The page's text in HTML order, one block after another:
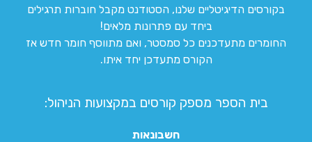
בקורסים הדיגיטליים שלנו, הסטודנט מקבל חוברות תרגילים
ביחד עם פתרונות מלאים!
החומרים מתעדכנים כל סמסטר, ואם מתווסף חומר חדש אז
הקורס מתעדכן יחד איתו.
בית הספר מספק קורסים במקצועות הניהול:
חשבונאות